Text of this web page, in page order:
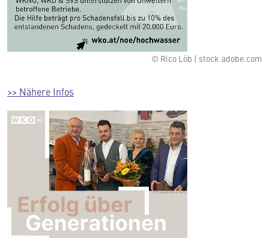
© Rico Löb | stock.adobe.com
>> Nähere Infos